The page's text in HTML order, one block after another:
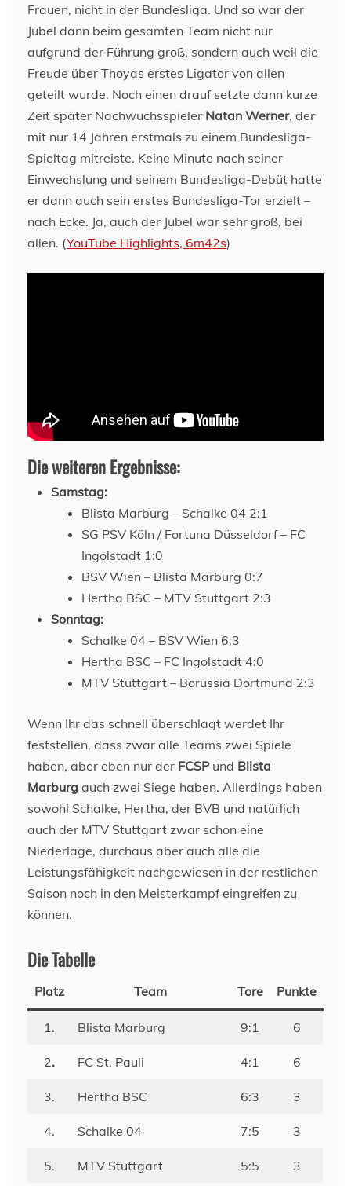
Frauen, nicht in der Bundesliga. Und so war der
Jubel dann beim gesamten Team nicht nur
aufgrund der Führung groß, sondern auch weil die
Freude über Thoyas erstes Ligator von allen
geteilt wurde. Noch einen drauf setzte dann kurze
Zeit später Nachwuchsspieler Natan Werner, der
mit nur 14 Jahren erstmals zu einem Bundesliga-
Spieltag mitreiste. Keine Minute nach seiner
Einwechslung und seinem Bundesliga-Debüt hatte
er dann auch sein erstes Bundesliga-Tor erzielt –
nach Ecke. Ja, auch der Jubel war sehr groß, bei
allen. (YouTube Highlights, 6m42s)
Die weiteren Ergebnisse:
Samstag:
Blista Marburg – Schalke 04 2:1
SG PSV Köln / Fortuna Düsseldorf – FC
Ingolstadt 1:0
BSV Wien – Blista Marburg 0:7
Hertha BSC – MTV Stuttgart 2:3
Sonntag:
Schalke 04 – BSV Wien 6:3
Hertha BSC – FC Ingolstadt 4:0
MTV Stuttgart – Borussia Dortmund 2:3
Wenn Ihr das schnell überschlagt werdet Ihr
feststellen, dass zwar alle Teams zwei Spiele
haben, aber eben nur der FCSPund Blista
Marburg auch zwei Siege haben. Allerdings haben
sowohl Schalke, Hertha, der BVB und natürlich
auch der MTV Stuttgart zwar schon eine
Niederlage, durchaus aber auch alle die
Leistungsfähigkeit nachgewiesen in der restlichen
Saison noch in den Meisterkampf eingreifen zu
können.
Die Tabelle
Platz Team Tore Punkte
1. Blista Marburg 9:1 6
2. FC St. Pauli 4:1 6
3. Hertha BSC 6:3 3
4. Schalke 04 7:5 3
5. MTV Stuttgart 5:5 3